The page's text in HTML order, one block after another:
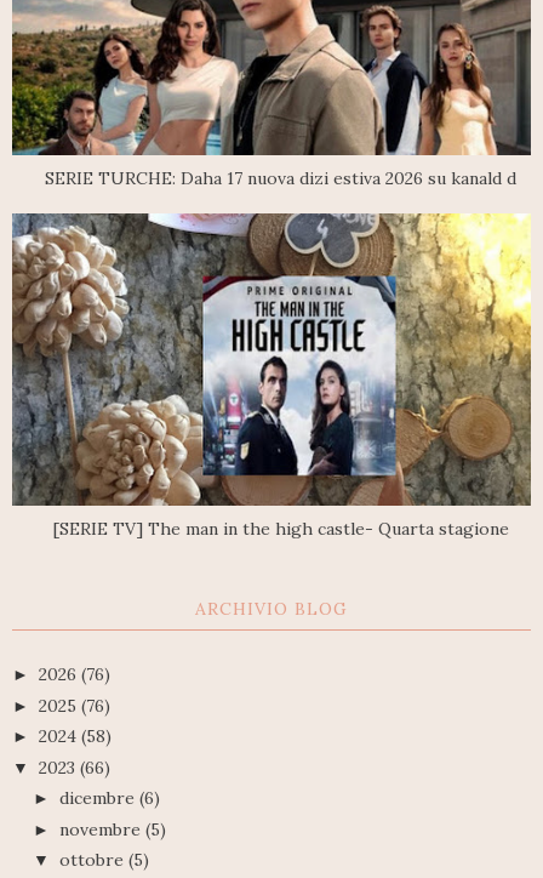
SERIE TURCHE: Daha 17 nuova dizi estiva 2026 su kanald d
[SERIE TV] The man in the high castle- Quarta stagione
ARCHIVIO BLOG
► 2026 (76)
► 2025 (76)
► 2024 (58)
▼ 2023 (66)
► dicembre (6)
► novembre (5)
▼ ottobre (5)